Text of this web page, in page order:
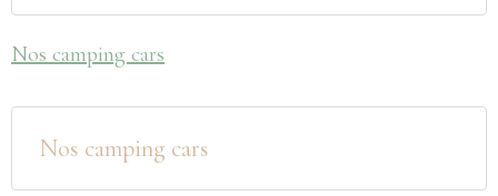
Nos camping cars
Nos camping cars